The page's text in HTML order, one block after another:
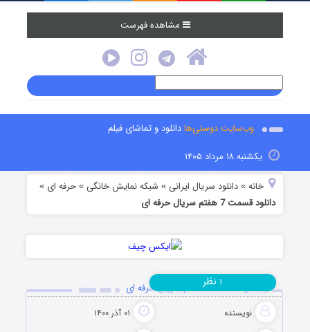
مشاهده فهرست
وب‌سایت دوستی‌هادانلود و تماشای فیلم
یکشنبه ۱۸ مرداد ۱۴۰۵
خانه »دانلود سریال ایرانی » شبکه نمایش خانگی »حرفه ای »
دانلود قسمت 7 هفتم سریال حرفه ای
دانلود قسمت 7 هفتم سریال حرفه ای
نویسنده ۰۱ آذر ۱۴۰۰
۱ نظر